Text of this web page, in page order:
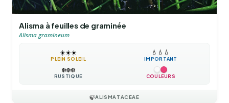
Alisma à feuilles de graminée
Alisma gramineum
☀️☀️☀️
PLEIN SOLEIL
💧 💧 💧
IMPORTANT
❄️❄️❄️
RUSTIQUE COULEURS
🍃ALISMATACEAE